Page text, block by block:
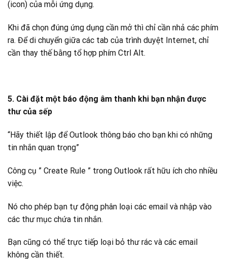
(icon) của mỗi ứng dụng.
Khi đã chọn đúng ứng dụng cần mở thì chỉ cần nhả các phím
ra. Để di chuyển giữa các tab của trình duyệt Internet, chỉ
cần thay thế bằng tổ hợp phím Ctrl Alt.
5. Cài đặt một báo động âm thanh khi bạn nhận được
thư của sếp
“Hãy thiết lập để Outlook thông báo cho bạn khi có những
tin nhắn quan trọng”
Công cụ ” Create Rule ” trong Outlook rất hữu ích cho nhiều
việc.
Nó cho phép bạn tự động phân loại các email và nhập vào
các thư mục chứa tin nhắn.
Bạn cũng có thể trực tiếp loại bỏ thư rác và các email
không cần thiết.